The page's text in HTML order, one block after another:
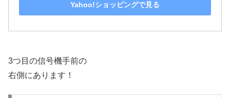
Yahoo!ショッピングで見る
3つ目の信号機手前の
右側にあります！